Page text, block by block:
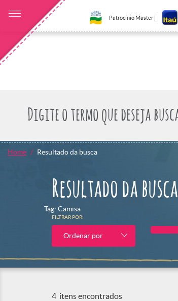
Patrocínio Master |
Home Resultado da busca
Resultado da busca
Tag: Camisa
FILTRAR POR:
Ordenar por
4 itens encontrados